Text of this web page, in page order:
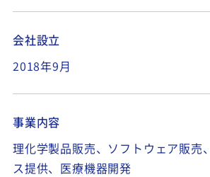
会社設立
2018年9月
事業内容
理化学製品販売、ソフトウェア販売
ス提供、医療機器開発